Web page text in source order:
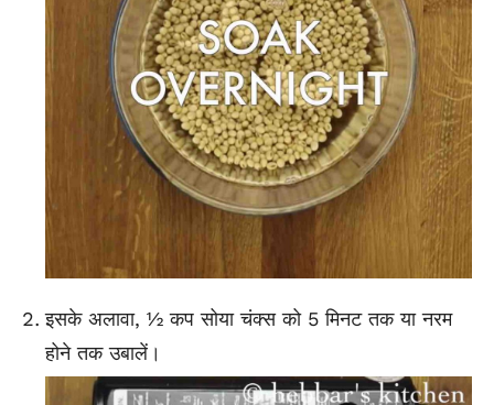
इसके अलावा, ½ कप सोया चंक्स को 5 मिनट तक या नरम
होने तक उबालें।